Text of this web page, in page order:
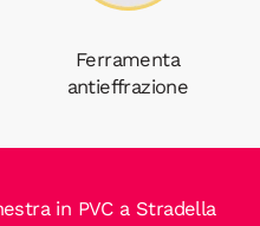
Ferramenta
antieffrazione
in PVC a Stradella